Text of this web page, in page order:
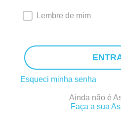
Lembre de mim
Esqueci minha senha
Ainda não é
Faça a sua